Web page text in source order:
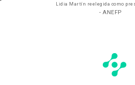
Lidia Martín reelegida como
- ANEFP